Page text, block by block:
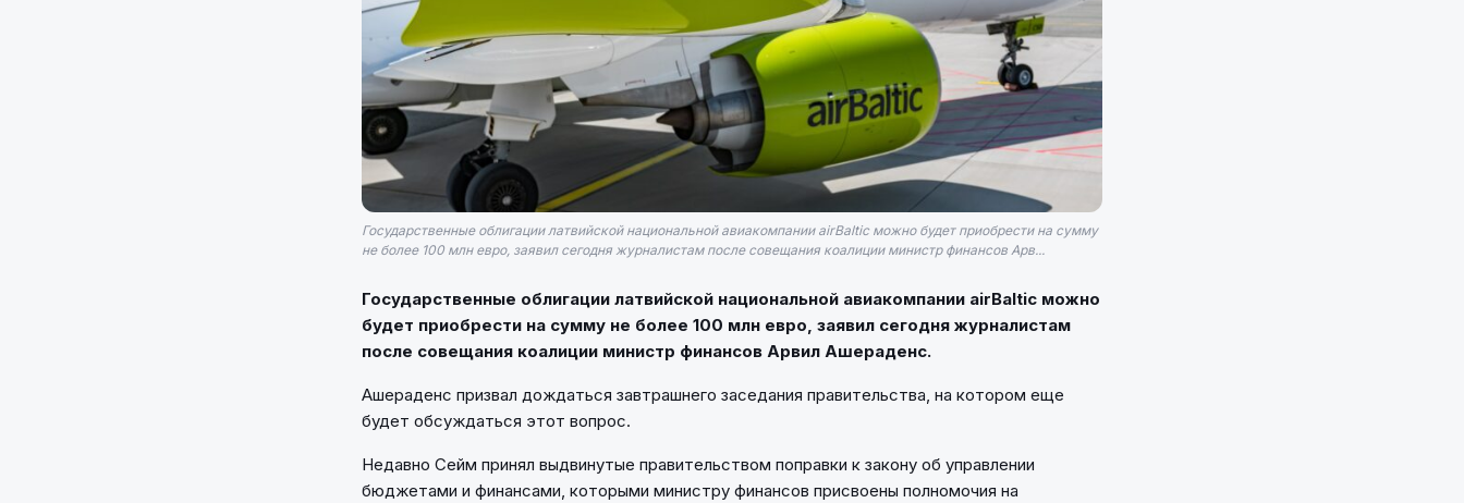
Государственные облигации латвийской национальной авиакомпании airBaltic можно будет приобрести на сумму
не более 100 млн евро, заявил сегодня журналистам после совещания коалиции министр финансов Арв...
Государственные облигации латвийской национальной авиакомпании airBaltic можно
будет приобрести на сумму не более 100 млн евро, заявил сегодня журналистам
после совещания коалиции министр финансов Арвил Ашераденс.
Ашераденс призвал дождаться завтрашнего заседания правительства, на котором еще
будет обсуждаться этот вопрос.
Недавно Сейм принял выдвинутые правительством поправки к закону об управлении
бюджетами и финансами, которыми министру финансов присвоены полномочия на